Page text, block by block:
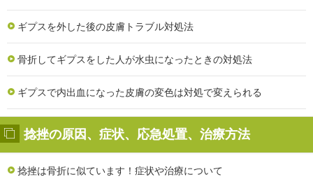
ギプスを外した後の皮膚トラブル対処法
骨折してギプスをした人が水虫になったときの対処法
ギプスで内出血になった皮膚の変色は対処で変えられる
捻挫の原因、症状、応急処置、治療方法
捻挫は骨折に似ています！症状や治療について